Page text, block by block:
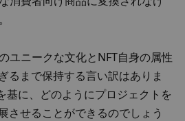
ユニークな文化とNFT自身の属性
るまで保持する言い訳はありま
基に、どのようにプロジェクトを
させることができるのでしょう